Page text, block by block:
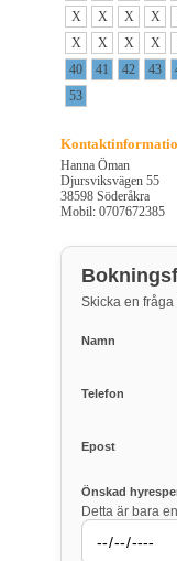
X
X X X
X
X X X
40
41 42 43
53
Hanna Öman
Djursviksvägen 55
38598 Söderåkra
Mobil: 0707672385
Skicka en
Namn
Telefon
Epost
Önskad
Detta är bara